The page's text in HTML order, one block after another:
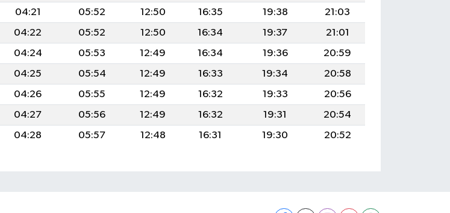
04:21 05:52 12:50 16:35 19:38
21:03
04:22 05:52 12:50 16:34 19:37
21:01
04:24 05:53 12:49 16:34 19:36
20:59
04:25 05:54 12:49 16:33 19:34
20:58
04:26 05:55 12:49 16:32 19:33
20:56
04:27 05:56 12:49 16:32 19:31
20:54
04:28 05:57 12:48 16:31 19:30 20:52